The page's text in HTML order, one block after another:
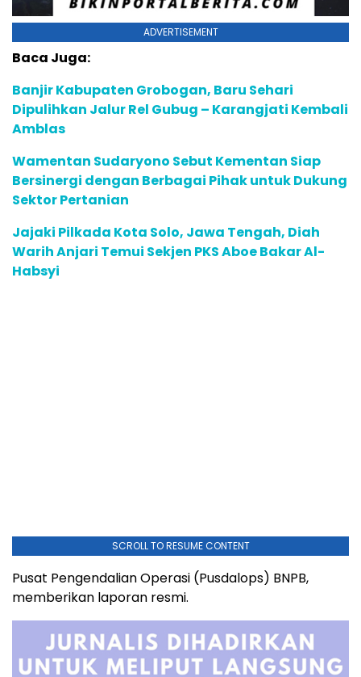
ADVERTISEMENT
Baca Juga:
Banjir Kabupaten Grobogan, Baru Sehari
Dipulihkan Jalur Rel Gubug – Karangjati Kembali
Amblas
Wamentan Sudaryono Sebut Kementan Siap
Bersinergi dengan Berbagai Pihak untuk Dukung
Sektor Pertanian
Jajaki Pilkada Kota Solo, Jawa Tengah, Diah
Warih Anjari Temui Sekjen PKS Aboe Bakar Al-
Habsyi
SCROLL TO RESUME CONTENT
Pusat Pengendalian Operasi (Pusdalops) BNPB,
memberikan laporan resmi.